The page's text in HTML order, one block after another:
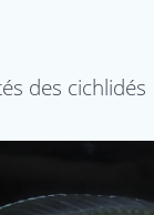
des cichlidés